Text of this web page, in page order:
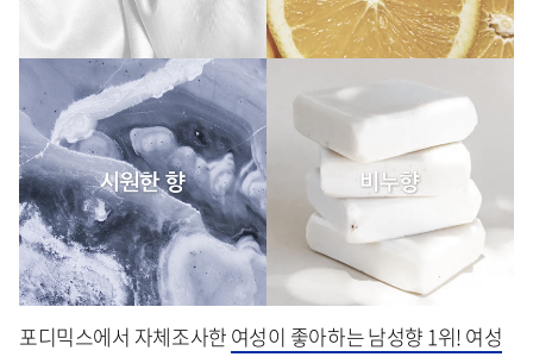
포디믹스에서 자체조사한 여성이 좋아하는 남성향 1위! 여성